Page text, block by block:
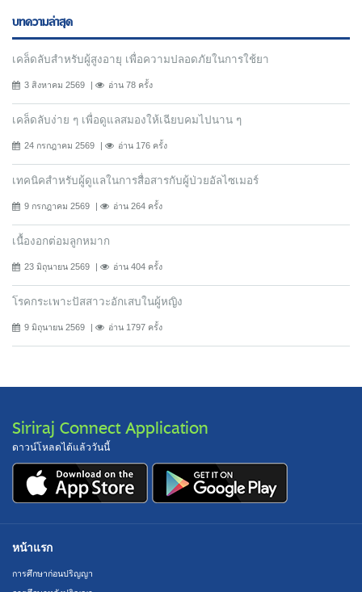
บทความล่าสุด
เคล็ดลับสำหรับผู้สูงอายุ เพื่อความปลอดภัยในการใช้ยา
3 สิงหาคม 2569 อ่าน 78 ครั้ง
เคล็ดลับง่าย ๆ เพื่อดูแลสมองให้เฉียบคมไปนาน ๆ
24 กรกฎาคม 2569 อ่าน 176 ครั้ง
เทคนิคสำหรับผู้ดูแลในการสื่อสารกับผู้ป่วยอัลไซเมอร์
9 กรกฎาคม 2569 อ่าน 264 ครั้ง
เนื้องอกต่อมลูกหมาก
23 มิถุนายน 2569 อ่าน 404 ครั้ง
โรคกระเพาะปัสสาวะอักเสบในผู้หญิง
9 มิถุนายน 2569 อ่าน 1797 ครั้ง
Siriraj Connect Application
ดาวน์โหลดได้แล้ววันนี้
หน้าแรก
การศึกษาก่อนปริญญา